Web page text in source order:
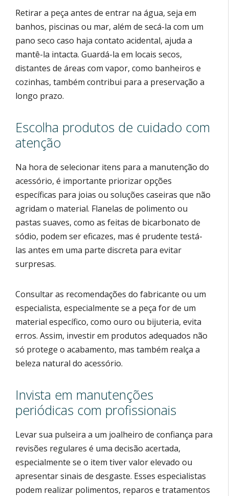
Retirar a peça antes de entrar na água, seja em
banhos, piscinas ou mar, além de secá-la com um
pano seco caso haja contato acidental, ajuda a
mantê-la intacta. Guardá-la em locais secos,
distantes de áreas com vapor, como banheiros e
cozinhas, também contribui para a preservação a
longo prazo.
Escolha produtos de cuidado com
atenção
Na hora de selecionar itens para a manutenção do
acessório, é importante priorizar opções
específicas para joias ou soluções caseiras que não
agridam o material. Flanelas de polimento ou
pastas suaves, como as feitas de bicarbonato de
sódio, podem ser eficazes, mas é prudente testá-
las antes em uma parte discreta para evitar
surpresas.
Consultar as recomendações do fabricante ou um
especialista, especialmente se a peça for de um
material específico, como ouro ou bijuteria, evita
erros. Assim, investir em produtos adequados não
só protege o acabamento, mas também realça a
beleza natural do acessório.
Invista em manutenções
periódicas com profissionais
Levar sua pulseira a um joalheiro de confiança para
revisões regulares é uma decisão acertada,
especialmente se o item tiver valor elevado ou
apresentar sinais de desgaste. Esses especialistas
podem realizar polimentos, reparos e tratamentos